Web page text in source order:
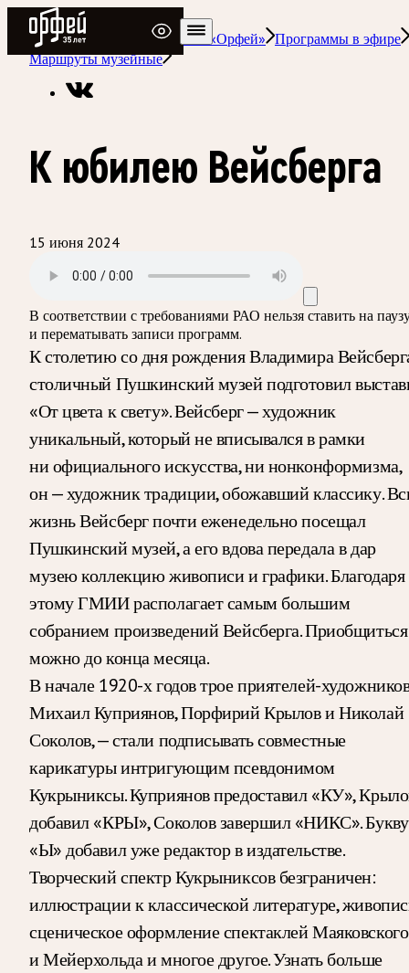
Радио Орфей
Радио классической музыки «Орфей» Программы в эфире
Маршруты музейные
К юбилею Вейсберга
15 июня 2024
В соответствии с требованиями РАО нельзя ставить на
и перематывать записи программ.
К столетию со дня рождения Владимира
столичный Пушкинский музей подготовил
«От цвета к свету». Вейсберг — художник
уникальный, который не вписывался в рамки
ни официального искусства, ни нонконформизма,
он — художник традиции, обожавший классику.
жизнь Вейсберг почти еженедельно посещал
Пушкинский музей, а его вдова передала в дар
музею коллекцию живописи и графики. Благодаря
этому ГМИИ располагает самым большим
собранием произведений Вейсберга. Приобщиться
можно до конца месяца.
В начале 1920-х годов трое приятелей-
Михаил Куприянов, Порфирий Крылов и Николай
Соколов, — стали подписывать совместные
карикатуры интригующим псевдонимом
Кукрыниксы. Куприянов предоставил «КУ»,
добавил «КРЫ», Соколов завершил «НИКС». Букву
«Ы» добавил уже редактор в издательстве.
Творческий спектр Кукрыниксов безграничен:
иллюстрации к классической литературе,
сценическое оформление спектаклей Маяковского
и Мейерхольда и многое другое. Узнать больше